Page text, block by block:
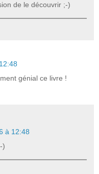
de le découvrir ;-)
génial ce livre !
à 12:48
)